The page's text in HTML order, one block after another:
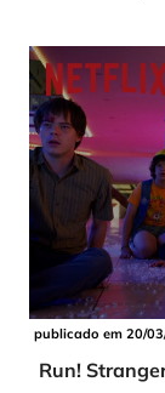
publicado em 20/
Run!